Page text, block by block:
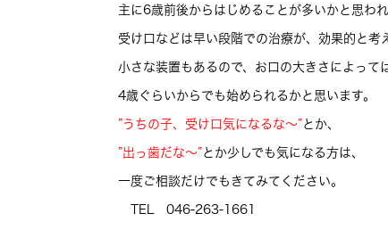
主に6歳前後からはじめることが多いかと思われ
受け口などは早い段階での治療が、効果的と考
小さな装置もあるので、お口の大きさによって
4歳ぐらいからでも始められるかと思います。
”うちの子、受け口気になるな～”とか、
”出っ歯だな～”とか少しでも気になる方は、
一度ご相談だけでもきてみてください。
TEL 046-263-1661